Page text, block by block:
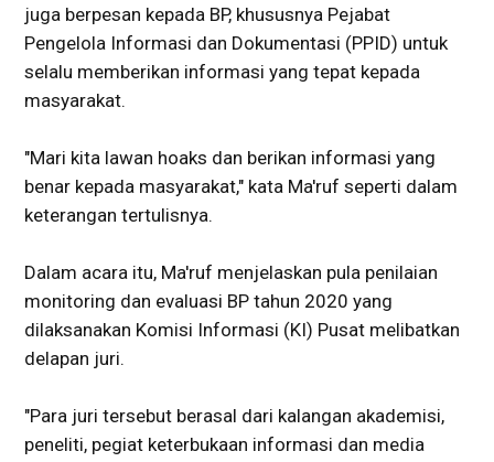
juga berpesan kepada BP, khususnya Pejabat
Pengelola Informasi dan Dokumentasi (PPID) untuk
selalu memberikan informasi yang tepat kepada
masyarakat.
"Mari kita lawan hoaks dan berikan informasi yang
benar kepada masyarakat," kata Ma'ruf seperti dalam
keterangan tertulisnya.
Dalam acara itu, Ma'ruf menjelaskan pula penilaian
monitoring dan evaluasi BP tahun 2020 yang
dilaksanakan Komisi Informasi (KI) Pusat melibatkan
delapan juri.
"Para juri tersebut berasal dari kalangan akademisi,
peneliti, pegiat keterbukaan informasi dan media